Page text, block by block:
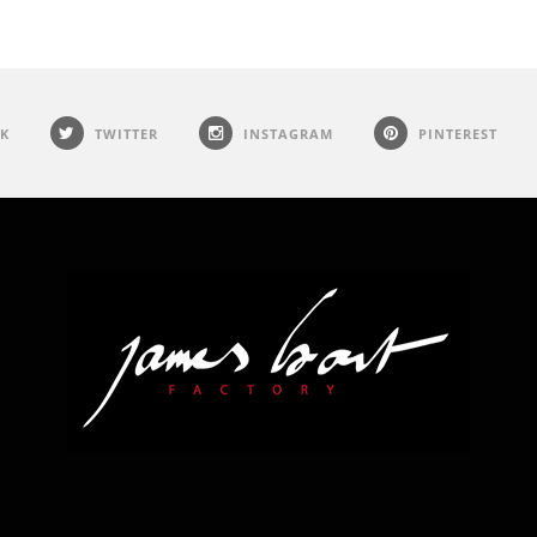
TWITTER INSTAGRAM PINTEREST